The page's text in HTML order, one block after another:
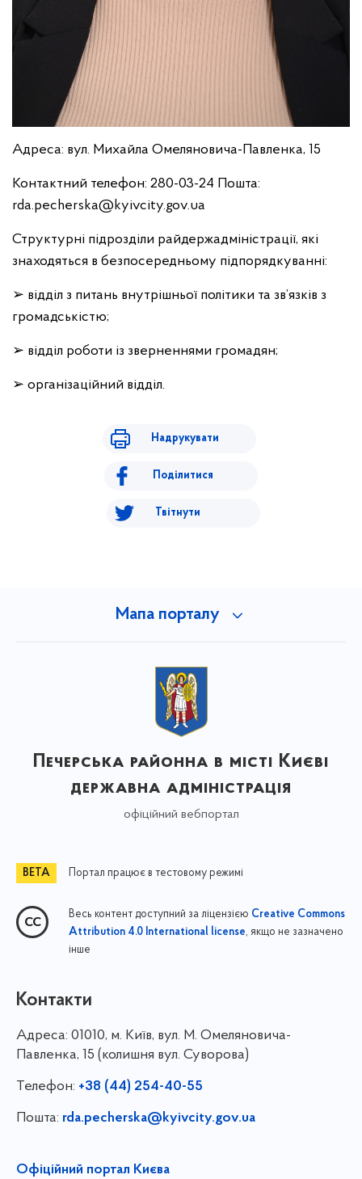
Адреса: вул. Михайла Омеляновича-Павленка, 15
Контактний телефон: 280-03-24 Пошта:
rda.pecherska@kyivcity.gov.ua
Структурні підрозділи райдержадміністрації, які
знаходяться в безпосередньому підпорядкуванні:
➢ відділ з питань внутрішньої політики та зв’язків з
громадськістю;
➢ відділ роботи із зверненнями громадян;
➢ організаційний відділ.
Надрукувати
Поділитися
Твітнути
Мапа порталу
Печерська районна в місті Києві
державна адміністрація
офіційний вебпортал
Портал працює в тестовому режимі
Весь контент доступний за ліцензією Creative Commons
Attribution 4.0 International license, якщо не зазначено
інше
Контакти
Адреса: 01010, м. Київ, вул. М. Омеляновича-
Павленка, 15 (колишня вул. Суворова)
Телефон: +38 (44) 254-40-55
Пошта: rda.pecherska@kyivcity.gov.ua
Офіційний портал Києва